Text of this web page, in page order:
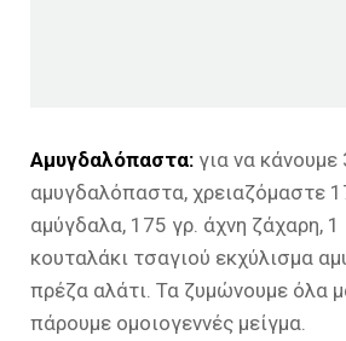
Αμυγδαλόπαστα: για να κάνουμε
αμυγδαλόπαστα, χρειαζόμαστε
αμύγδαλα, 175 γρ. άχνη ζάχαρη,
κουταλάκι τσαγιού εκχύλισμα
πρέζα αλάτι. Τα ζυμώνουμε όλα
πάρουμε ομοιογεννές μείγμα.